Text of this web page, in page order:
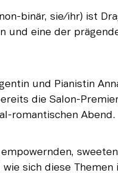
binär, sie/ihr) ist
und eine der
und Pianistin
die Salon-
romantischen Abend.
sich diese Themen